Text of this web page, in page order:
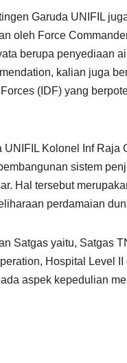
Garuda UNIFIL
oleh Force
berupa penyediaan
kalian juga
(IDF) yang
Kolonel Inf
sistem
Hal tersebut
perdamaian
Satgas yaitu, Satgas
Hospital Level
aspek kepedulian